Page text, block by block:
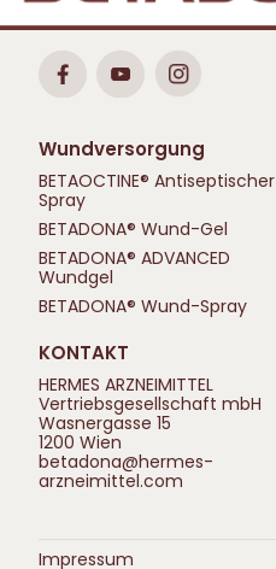
Wundversorgung
BETAOCTINE® Antiseptischer
Spray
BETADONA® Wund-Gel
BETADONA® ADVANCED
Wundgel
BETADONA® Wund-Spray
KONTAKT
HERMES ARZNEIMITTEL
Vertriebsgesellschaft mbH
Wasnergasse 15
1200 Wien
betadona@hermes-
arzneimittel.com
Impressum